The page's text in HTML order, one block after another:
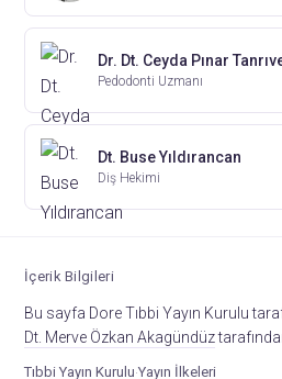
Dr. Dt. Ceyda Pınar
Pedodonti Uzmanı
Dt. Buse Yıldırancan
Diş Hekimi
İçerik Bilgileri
Bu sayfa Dore Tıbbi Yayın Kurulu
Dt. Merve Özkan Akagündüz
Tıbbi Yayın Kurulu·Yayın İlkeleri